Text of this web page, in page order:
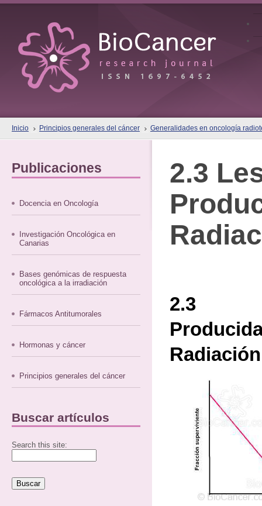
Inicio Principios generales del cáncer Generalidades en oncología
Publicaciones
Docencia en Oncología
Investigación Oncológica en
Canarias
Bases genómicas de respuesta
oncológica a la irradiación
Fármacos Antitumorales
Hormonas y cáncer
Principios generales del cáncer
Buscar artículos
Search this site:
2.3
2.3
Radiación